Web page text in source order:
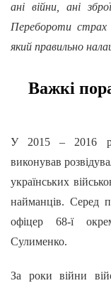
ані війни, ані
Перебороти страх
який правильно
Важкі
У 2015 – 2016
виконував
українських
найманців. Серед
офіцер 68-ї
Сулименко.
За роки війни